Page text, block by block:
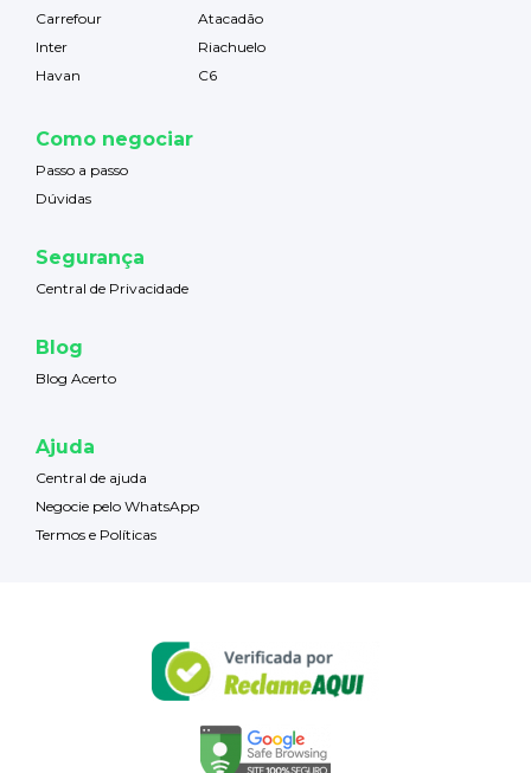
Carrefour
Atacadão
Inter
Riachuelo
Havan
C6
Como negociar
Passo a passo
Dúvidas
Segurança
Central de Privacidade
Blog
Blog Acerto
Ajuda
Central de ajuda
Negocie pelo WhatsApp
Termos e Políticas